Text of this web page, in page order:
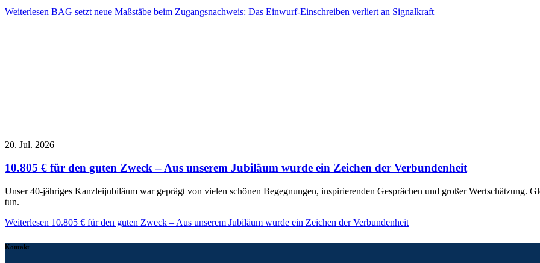
Weiterlesen BAG setzt neue Maßstäbe beim Zugangsnachweis: Das Einwurf-Einschreiben verliert an Signalkraft
20. Jul. 2026
10.805 € für den guten Zweck – Aus unserem Jubiläum wurde ein Zeichen der Verbundenheit
Unser 40-jähriges Kanzleijubiläum war geprägt von vielen schönen Begegnungen, inspirierenden Gesprächen und großer Wertschätzung.
tun.
Weiterlesen 10.805 € für den guten Zweck – Aus unserem Jubiläum wurde ein Zeichen der Verbundenheit
Kontakt